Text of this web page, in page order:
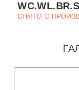
СНЯТО С